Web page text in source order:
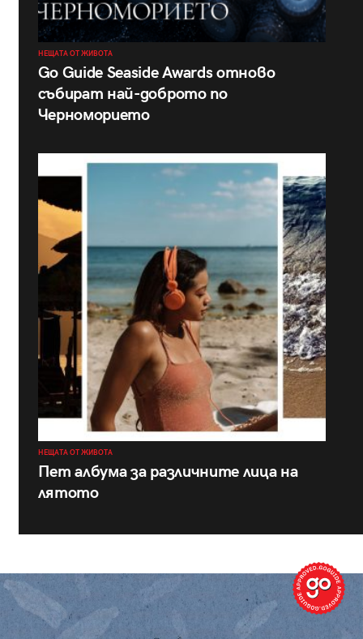
НЕЩАТА ОТ ЖИВОТА
Go Guide Seaside Awards отново
събират най-доброто по
Черноморието
НЕЩАТА ОТ ЖИВОТА
Пет албума за различните лица на
лятото